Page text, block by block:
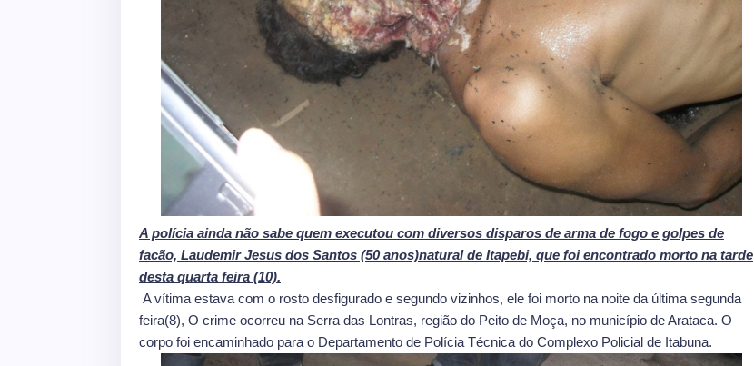
A polícia ainda não sabe quem executou com diversos disparos de arma de fogo e golpes de
facão, Laudemir Jesus dos Santos (50 anos)natural de Itapebi, que foi encontrado morto na tarde
desta quarta feira (10).
A vítima estava com o rosto desfigurado e segundo vizinhos, ele foi morto na noite da última segunda
feira(8), O crime ocorreu na Serra das Lontras, região do Peito de Moça, no município de Arataca. O
corpo foi encaminhado para o Departamento de Polícia Técnica do Complexo Policial de Itabuna.